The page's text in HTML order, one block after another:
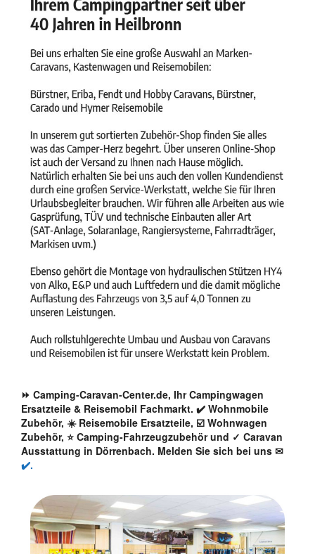
⏩ Camping-Caravan-Center.de, Ihr Campingwagen
Ersatzteile & Reisemobil Fachmarkt. ✔️ Wohnmobile
Zubehör, ☀️ Reisemobile Ersatzteile, ☑️ Wohnwagen
Zubehör, ⭐ Camping-Fahrzeugzubehör und ✓ Caravan
Ausstattung in Dörrenbach. Melden Sie sich bei uns ✉
✔️.